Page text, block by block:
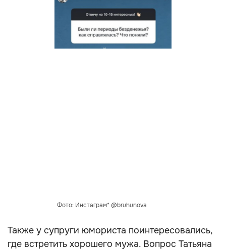
Фото: Инстаграм* @bruhunova
Также у супруги юмориста поинтересовались,
где встретить хорошего мужа. Вопрос Татьяна